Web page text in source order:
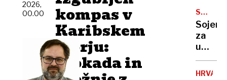
kompas v
Karibskem
morju:
blokada in
2026,
00.00
Stasi
jo je
celo
v
P.
za
umor
šele